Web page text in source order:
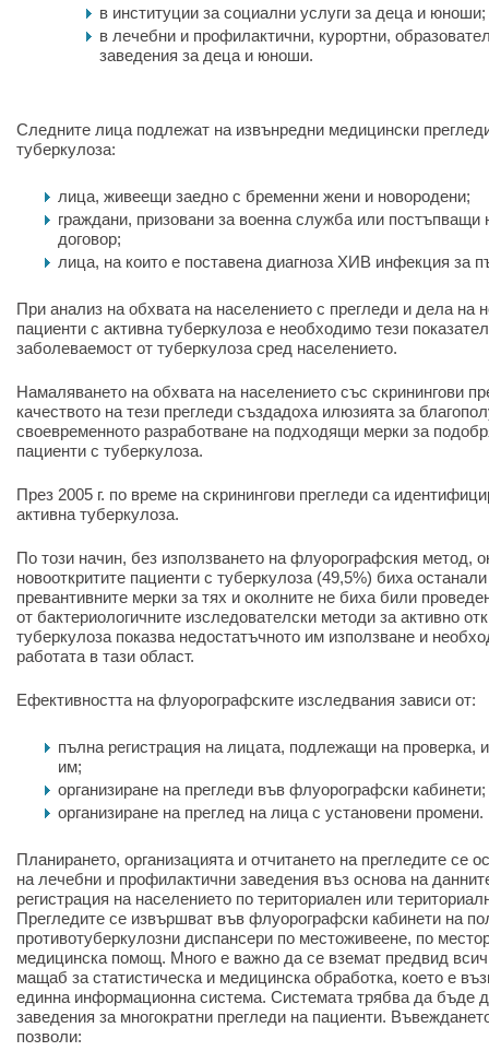
в институции за социални услуги за деца и юноши;
в лечебни и профилактични, курортни,
заведения за деца и юноши.
Следните лица подлежат на извънредни медицински
туберкулоза:
лица, живеещи заедно с бременни жени и новородени;
граждани, призовани за военна служба или постъпващи
договор;
лица, на които е поставена диагноза ХИВ инфекция за
При анализ на обхвата на населението с прегледи и дела на
пациенти с активна туберкулоза е необходимо тези
заболеваемост от туберкулоза сред населението.
Намаляването на обхвата на населението със скринингови
качеството на тези прегледи създадоха илюзията за
своевременното разработване на подходящи мерки за
пациенти с туберкулоза.
През 2005 г. по време на скринингови прегледи са
активна туберкулоза.
По този начин, без използването на флуорографския метод,
новооткритите пациенти с туберкулоза (49,5%) биха
превантивните мерки за тях и околните не биха били
от бактериологичните изследователски методи за активно
туберкулоза показва недостатъчното им използване и
работата в тази област.
Ефективността на флуорографските изследвания зависи от:
пълна регистрация на лицата, подлежащи на проверка,
им;
организиране на прегледи във флуорографски кабинети;
организиране на преглед на лица с установени промени.
Планирането, организацията и отчитането на прегледите се
на лечебни и профилактични заведения въз основа на
регистрация на населението по териториален или
Прегледите се извършват във флуорографски кабинети на
противотуберкулозни диспансери по местоживеене, по
медицинска помощ. Много е важно да се вземат предвид
мащаб за статистическа и медицинска обработка, което е
единна информационна система. Системата трябва да бъде
заведения за многократни прегледи на пациенти.
позволи: